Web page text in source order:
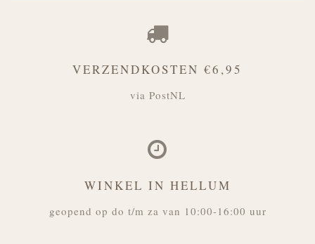
VERZENDKOSTEN €6,95
via PostNL
WINKEL IN HELLUM
geopend op do t/m za van 10:00-16:00 uur